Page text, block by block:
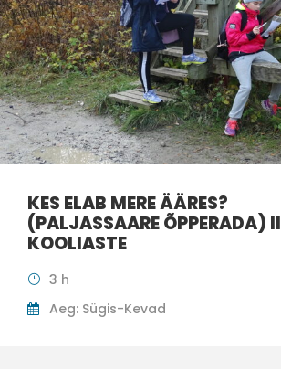
KES ELAB MERE ÄÄRES?
(PALJASSAARE ÕPPERADA) II
KOOLIASTE
3 h
Aeg: Sügis-Kevad